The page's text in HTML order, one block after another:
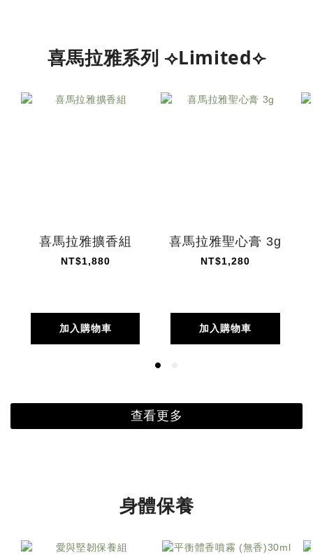
喜馬拉雅系列 ⟢Limited⟣
喜馬拉雅擴香組
NT$1,880
加入購物車
喜馬拉雅聖心膏 3g
NT$1,280
加入購物車
查看更多
身體保養